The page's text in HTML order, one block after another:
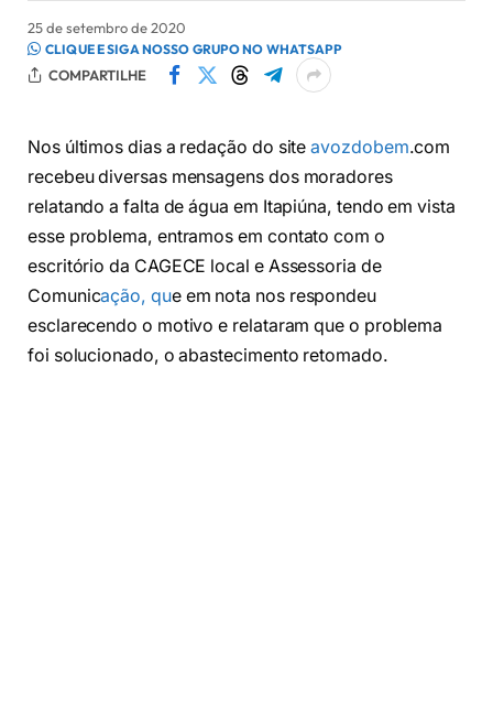
25 de setembro de 2020
CLIQUE E SIGA NOSSO GRUPO NO WHATSAPP
COMPARTILHE
Nos últimos dias a redação do site avozdobem.com
recebeu diversas mensagens dos moradores
relatando a falta de água em Itapiúna, tendo em vista
esse problema, entramos em contato com o
escritório da CAGECE local e Assessoria de
Comunicação, que em nota nos respondeu
esclarecendo o motivo e relataram que o problema
foi solucionado, o abastecimento retomado.